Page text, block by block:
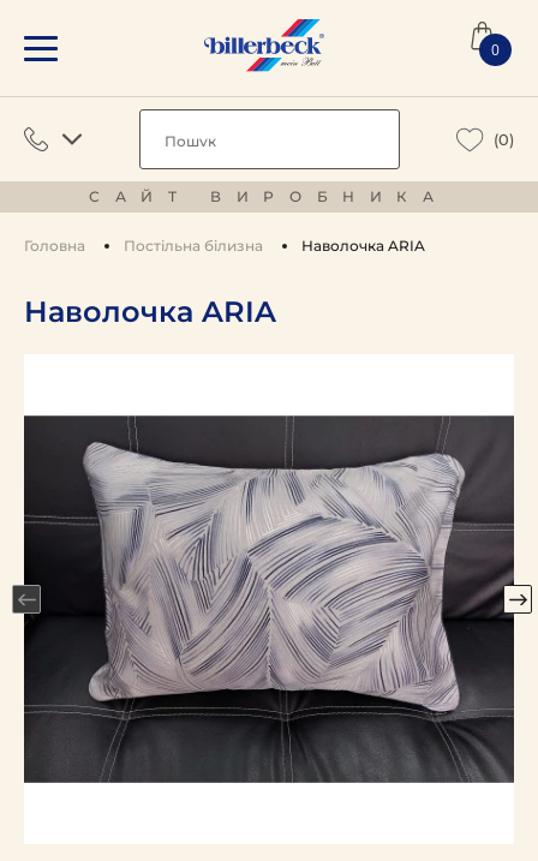
0
(0)
САЙТ ВИРОБНИКА
Головна Постільна білизна Наволочка ARIA
Наволочка ARIA